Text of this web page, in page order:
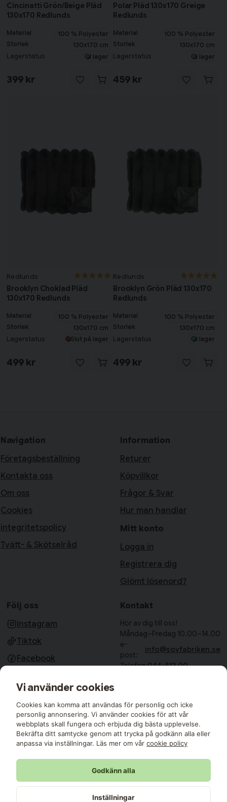
Cincinatti Grön/Beige Pläd
130x170 Redlunds
Material
100 % Polyester
Storlek
130x170 cm
Lagerstatus I lager
399 kr
Polar Pläd 130x170 Greige
Redlunds
Material
100 % Polyester
Storlek
130x170 cm
Lagerstatus I lager
459 kr
Redlunds
Brooklyn Choklad Pläd
130x170 Redlunds
Material
100 % Polyester
Storlek
130x170 cm
Lagerstatus Slut på lager
499 kr
Redlunds
Brooklyn Grön Pläd 130x170
Redlunds
Material
100 % Polyester
Storlek
130x170 cm
Lagerstatus I lager
499 kr
Navigation
Företagsbeställning
Kontakta oss
Om oss
Cookies
integritetspolicy
Tvätt- & Skötselråd
Information
Returer
Köpvillkor
Frågor & Svar
Hur man handlar
Mitt konto
Logga in
Registrera dig
Glömt lösenord?
Följ oss
Instagram
Tiktok
Facebook
Kontakt
Hör av dig till oss!
Måndag–Fredag 10.00–14.00
e-
post:
info@sovfabriken.se
Telefon:044-813 00
28832 Vinslöv
Medlemmar i:
Sovfabriken © 2026 Alla rättigheter reserverade
Sovfabriken AB | 559427-8177
Vi använder cookies
Cookies kan komma att användas för personlig och icke
personlig annonsering. Vi använder cookies för att vår
webbplats skall fungera och erbjuda dig bästa upplevelse.
Bekräfta ditt samtycke genom att trycka på godkänn alla eller
anpassa via inställningar. Läs mer om vår cookie policy
Godkänn alla
Inställningar